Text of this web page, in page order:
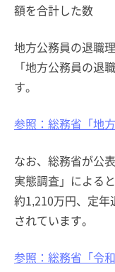
額を合計した数
地方公務員の退職
「地方公務員の退
す。
参照：総務省「地
なお、総務省が公
実態調査」による
約1,210万円、定年
されています。
参照：総務省「令